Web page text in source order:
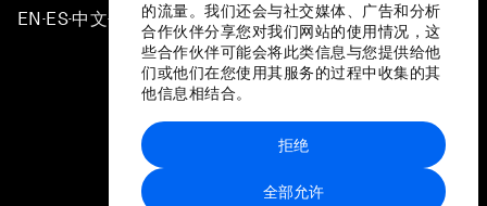
的流量。我们还会与社交媒体、广告和分析
合作伙伴分享您对我们网站的使用情况，这
些合作伙伴可能会将此类信息与您提供给他
们或他们在您使用其服务的过程中收集的其
他信息相结合。
全部允许
拒绝
EN ▪ES▪中文▪ 日本語